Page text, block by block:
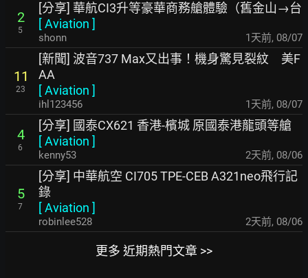
2
5
[分享] 華航CI3升等豪華商務艙體驗（舊金山→台
[Aviation ]
shonn 1天前, 08/07
11
23
[新聞] 波音737 Max又出事！機身驚見裂紋 美F
AA
[Aviation ]
ihl123456 1天前, 08/07
4
6
[分享] 國泰CX621 香港-檳城 原國泰港龍頭等艙
[Aviation ]
kenny53 2天前, 08/06
5
7
[分享] 中華航空 CI705 TPE-CEB A321neo飛行記
錄
[Aviation ]
robinlee528 2天前, 08/06
更多 近期熱門文章 >>